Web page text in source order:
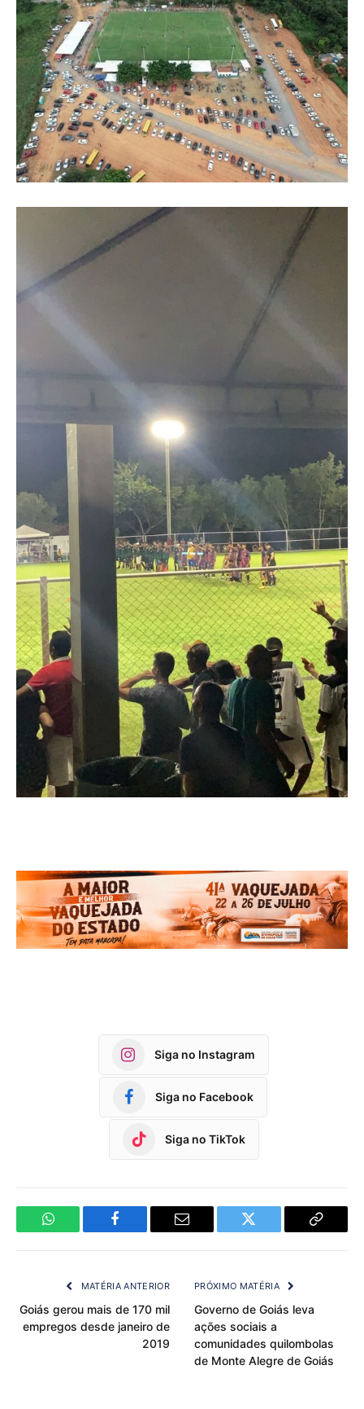
Siga no Instagram
Siga no Facebook
Siga no TikTok
WhatsApp Facebook Email Twitter
Copy
MATÉRIA ANTERIOR
Goiás gerou mais de 170 mil
empregos desde janeiro de
2019
PRÓXIMO MATÉRIA
Governo de Goiás leva
ações sociais a
comunidades quilombolas
de Monte Alegre de Goiás